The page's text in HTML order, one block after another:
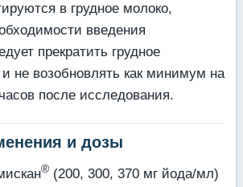
в грудное молоко,
введения
прекратить грудное
не возобновлять как минимум на
после исследования.
и дозы
® (200, 300, 370 мг йода/мл)